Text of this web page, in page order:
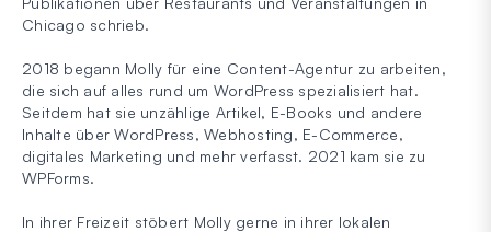
Chicago schrieb.
2018 begann Molly für eine Content-Agentur zu arbeiten,
die sich auf alles rund um WordPress spezialisiert hat.
Seitdem hat sie unzählige Artikel, E-Books und andere
Inhalte über WordPress, Webhosting, E-Commerce,
digitales Marketing und mehr verfasst. 2021 kam sie zu
WPForms.
In ihrer Freizeit stöbert Molly gerne in ihrer lokalen